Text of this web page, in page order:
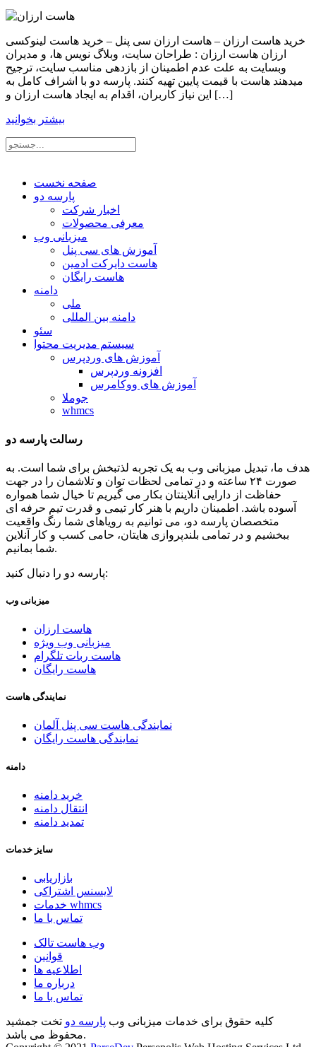
خرید هاست ارزان – هاست ارزان سی پنل – خرید هاست لینوکسی
ارزان هاست ارزان : طراحان سایت، وبلاگ نویس ها، و مدیران
وبسایت به علت عدم اطمینان از بازدهی مناسب سایت، ترجیح
میدهند هاست با قیمت پایین تهیه کنند. پارسه دو با اشراف کامل به
این نیاز کاربران، اقدام به ایجاد هاست ارزان و […]
بیشتر بخوانید
صفحه نخست
پارسه دو
اخبار شرکت
معرفی محصولات
میزبانی وب
آموزش های سی پنل
هاست دایرکت ادمین
هاست رایگان
دامنه
ملی
دامنه بین المللی
سئو
سیستم مدیریت محتوا
آموزش های وردپرس
افزونه وردپرس
آموزش های ووکامرس
جوملا
whmcs
رسالت پارسه دو
هدف ما، تبدیل میزبانی وب به یک تجربه لذتبخش برای شما است. به
صورت ۲۴ ساعته و در تمامی لحظات توان و تلاشمان را در جهت
حفاظت از دارایی آنلاینتان بکار می گیریم تا خیال شما همواره
آسوده باشد. اطمینان داریم با هنر کار تیمی و قدرت تیم حرفه ای
متخصصان پارسه دو، می توانیم به رویاهای شما رنگ واقعیت
ببخشیم و در تمامی بلندپروازی هایتان، حامی کسب و کار آنلاین
شما بمانیم.
پارسه دو را دنبال کنید:
میزبانی وب
هاست ارزان
میزبانی وب ویژه
هاست ربات تلگرام
هاست رایگان
نمایندگی هاست
نمایندگی هاست سی پنل آلمان
نمایندگی هاست رایگان
دامنه
خرید دامنه
انتقال دامنه
تمدید دامنه
سایز خدمات
بازاریابی
لایسنس اشتراکی
خدمات whmcs
تماس با ما
وب هاست تالک
قوانین
اطلاعیه ها
درباره ما
تماس با ما
کلیه حقوق برای خدمات میزبانی وب پارسه دو تخت جمشید
محفوظ می باشد.